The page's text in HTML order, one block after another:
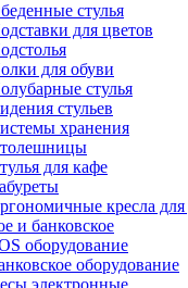
стулья
для цветов
для обуви
стулья
стульев
хранения
для кафе
кресла
и банковское
оборудование
оборудование
электронные